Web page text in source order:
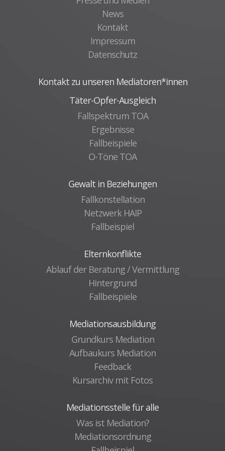
Mediationsausbildung
Grundkurs Mediation
Aufbaukurs Mediation
Kursarchiv mit Fotos
Mediationsstelle für alle
Was ist Mediation?
Mediationsordnung
Fallbeispiel
Gewaltprävention im Fußball
CROSSING PROTECT
Abgeschlossene Projekte
News
Kontakt
Impressum
Datenschutz
Kontakt zu unseren Mediatoren*innen
Täter-Opfer-Ausgleich
Fallspektrum TOA
Ergebnisse
Fallbeispiele
O-Töne TOA
Gewalt in Beziehungen
Fallkonstellation
Netzwerk HAIP
Fallbeispiel
Elternkonflikte
Ablauf der Beratung / Vermittlung
Hintergrund
Fallbeispiele
Mediationsausbildung
Grundkurs Mediation
Aufbaukurs Mediation
Feedback
Kursarchiv mit Fotos
Mediationsstelle für alle
Was ist Mediation?
Mediationsordnung